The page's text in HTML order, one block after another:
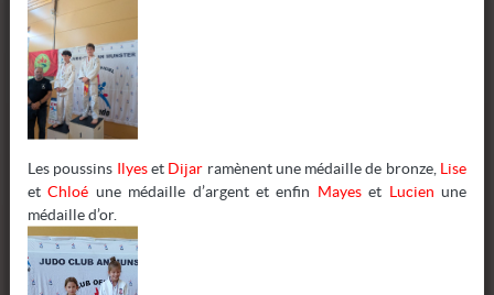
-32 M P
Les poussins Ilyeset Dijar ramènent une médaille de bronze, Lise
etChloé une médaille d’argent et enfin Mayeset Lucienune
médaille d’or.